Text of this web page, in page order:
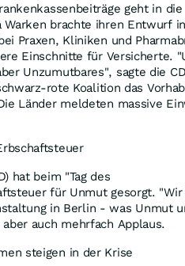
geht in die
brachte ihren Entwurf
Praxen, Kliniken und
Einschnitte für Versicherte.
Unzumutbares", sagte die
rote Koalition das
Länder meldeten massive
hat beim "Tag des
für Unmut gesorgt. "Wir
in Berlin - was Unmut
auch mehrfach Applaus.
steigen in der Krise